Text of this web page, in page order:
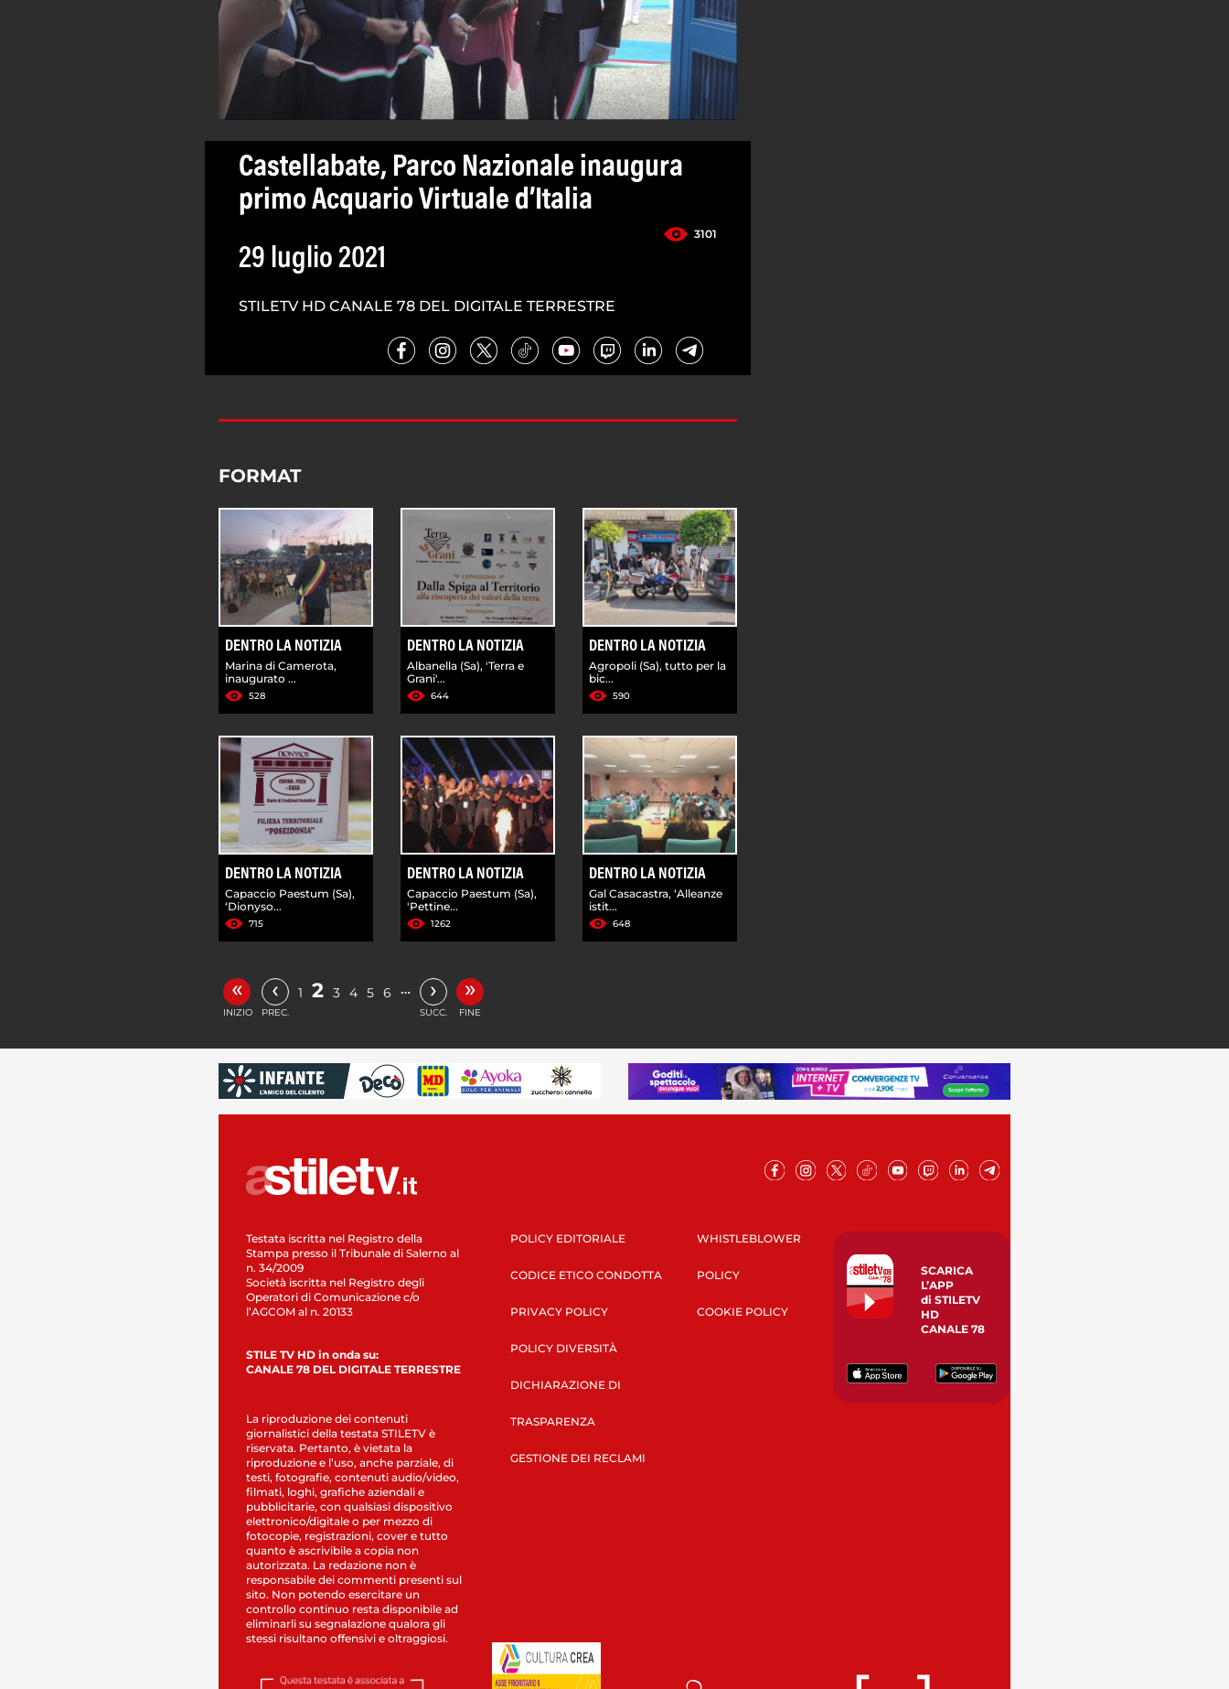
Castellabate, Parco Nazionale inaugura
primo Acquario Virtuale d’Italia
3101
29 luglio 2021
STILETV HD CANALE 78 DEL DIGITALE TERRESTRE
FORMAT
DENTRO LA NOTIZIA
Marina di Camerota,
inaugurato ...
528
DENTRO LA NOTIZIA
Albanella (Sa), 'Terra e
Grani'...
644
DENTRO LA NOTIZIA
Agropoli (Sa), tutto per la
bic...
590
DENTRO LA NOTIZIA
Capaccio Paestum (Sa),
‘Dionyso...
715
DENTRO LA NOTIZIA
Capaccio Paestum (Sa),
'Pettine...
1262
DENTRO LA NOTIZIA
Gal Casacastra, ‘Alleanze
istit...
648
«
INIZIO
‹
PREC.
1 2 3 4 5 6 … ›
SUCC.
»
FINE
Testata iscritta nel Registro della
Stampa presso il Tribunale di Salerno al
n. 34/2009
Società iscritta nel Registro degli
Operatori di Comunicazione c/o
l’AGCOM al n. 20133
STILE TV HD in onda su:
CANALE 78 DEL DIGITALE TERRESTRE
La riproduzione dei contenuti
giornalistici della testata STILETV è
riservata. Pertanto, è vietata la
riproduzione e l’uso, anche parziale, di
testi, fotografie, contenuti audio/video,
filmati, loghi, grafiche aziendali e
pubblicitarie, con qualsiasi dispositivo
elettronico/digitale o per mezzo di
fotocopie, registrazioni, cover e tutto
quanto è ascrivibile a copia non
autorizzata. La redazione non è
responsabile dei commenti presenti sul
sito. Non potendo esercitare un
controllo continuo resta disponibile ad
eliminarli su segnalazione qualora gli
stessi risultano offensivi e oltraggiosi.
POLICY EDITORIALE
CODICE ETICO CONDOTTA
PRIVACY POLICY
POLICY DIVERSITÀ
DICHIARAZIONE DI
TRASPARENZA
GESTIONE DEI RECLAMI
WHISTLEBLOWER
POLICY
COOKIE POLICY
SCARICA
L’APP
di STILETV
HD
CANALE 78